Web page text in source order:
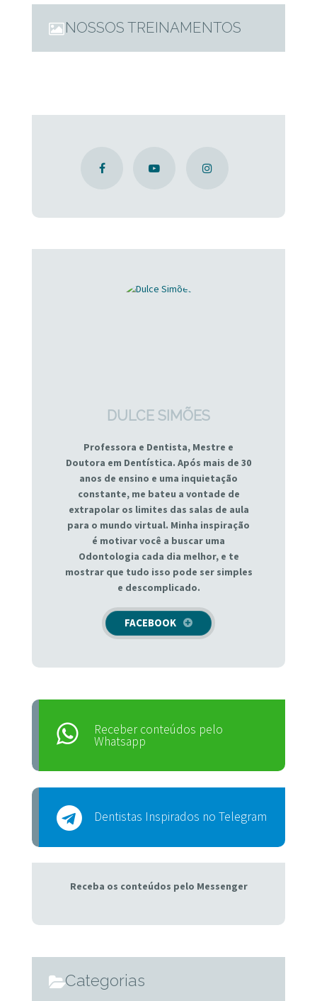
NOSSOS TREINAMENTOS
DULCE SIMÕES
Professora e Dentista, Mestre e
Doutora em Dentística. Após mais de 30
anos de ensino e uma inquietação
constante, me bateu a vontade de
extrapolar os limites das salas de aula
para o mundo virtual. Minha inspiração
é motivar você a buscar uma
Odontologia cada dia melhor, e te
mostrar que tudo isso pode ser simples
e descomplicado.
FACEBOOK
Receber conteúdos pelo
Whatsapp
Dentistas Inspirados no Telegram
Receba os conteúdos pelo Messenger
Categorias